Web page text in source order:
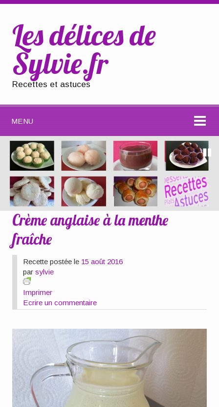
Les délices de
Sylvie.fr
Recettes et astuces
MENU
Crème anglaise à la menthe
fraîche
Recette postée le 15 août 2016
parsylvie
Imprimer
Ecrire un commentaire